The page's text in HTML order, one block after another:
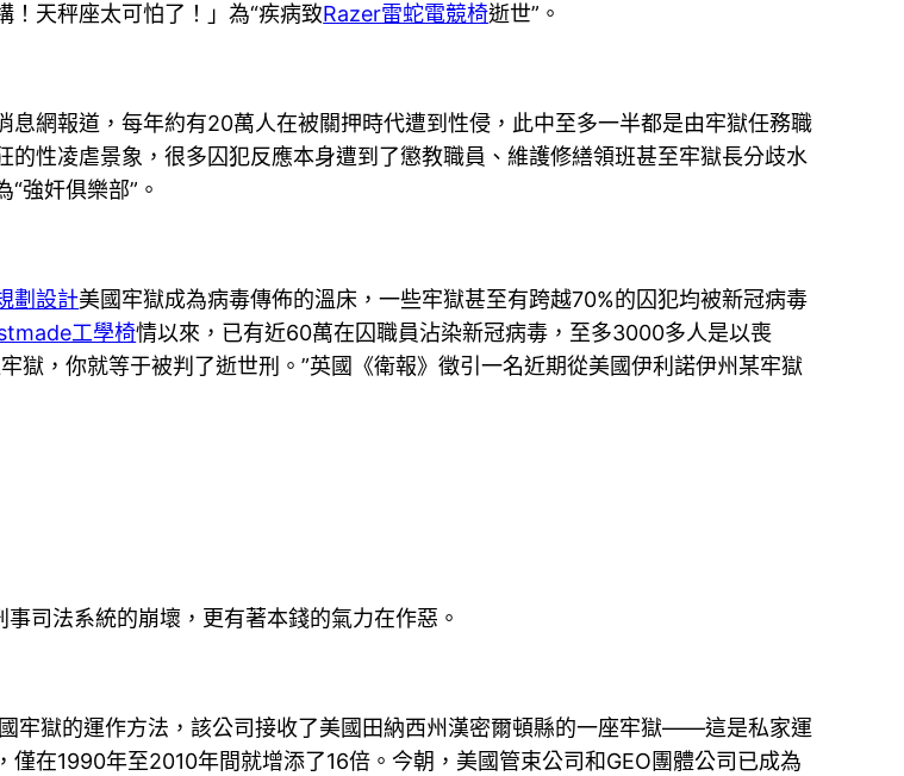
！天秤座太可怕了！」為“疾病致Razer雷蛇電競椅逝世”。
網報道，每年約有20萬人在被關押時代遭到性侵，此中至多一半都是由牢獄任務職
性凌虐景象，很多囚犯反應本身遭到了懲教職員、維護修繕領班甚至牢獄長分歧水
強奸俱樂部”。
劃設計美國牢獄成為病毒傳佈的溫床，一些牢獄甚至有跨越70%的囚犯均被新冠病毒
工學椅情以來，已有近60萬在囚職員沾染新冠病毒，至多3000多人是以喪
獄，你就等于被判了逝世刑。”英國《衛報》徵引一名近期從美國伊利諾伊州某牢獄
司法系統的崩壞，更有著本錢的氣力在作惡。
牢獄的運作方法，該公司接收了美國田納西州漢密爾頓縣的一座牢獄——這是私家運
在1990年至2010年間就增添了16倍。今朝，美國管束公司和GEO團體公司已成為